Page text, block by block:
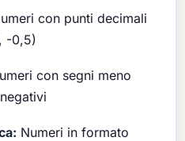
con punti decimali
-0,5)
con segni meno
Numeri in formato